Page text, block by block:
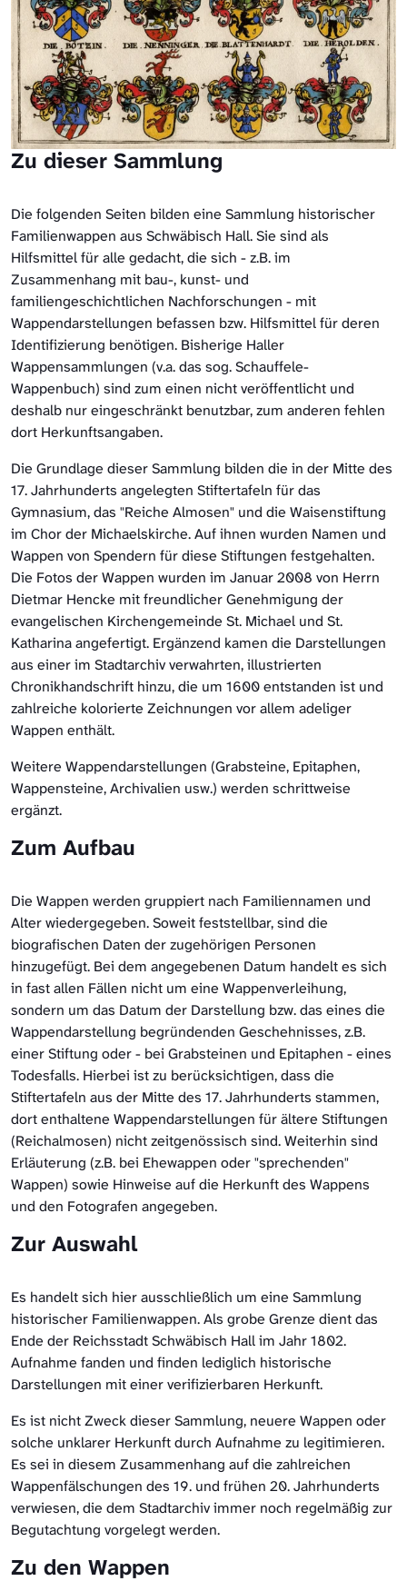
Zu dieser Sammlung
Die folgenden Seiten bilden eine Sammlung historischer
Familienwappen aus Schwäbisch Hall. Sie sind als
Hilfsmittel für alle gedacht, die sich - z.B. im
Zusammenhang mit bau-, kunst- und
familiengeschichtlichen Nachforschungen - mit
Wappendarstellungen befassen bzw. Hilfsmittel für deren
Identifizierung benötigen. Bisherige Haller
Wappensammlungen (v.a. das sog. Schauffele-
Wappenbuch) sind zum einen nicht veröffentlicht und
deshalb nur eingeschränkt benutzbar, zum anderen fehlen
dort Herkunftsangaben.
Die Grundlage dieser Sammlung bilden die in der Mitte des
17. Jahrhunderts angelegten Stiftertafeln für das
Gymnasium, das "Reiche Almosen" und die Waisenstiftung
im Chor der Michaelskirche. Auf ihnen wurden Namen und
Wappen von Spendern für diese Stiftungen festgehalten.
Die Fotos der Wappen wurden im Januar 2008 von Herrn
Dietmar Hencke mit freundlicher Genehmigung der
evangelischen Kirchengemeinde St. Michael und St.
Katharina angefertigt. Ergänzend kamen die Darstellungen
aus einer im Stadtarchiv verwahrten, illustrierten
Chronikhandschrift hinzu, die um 1600 entstanden ist und
zahlreiche kolorierte Zeichnungen vor allem adeliger
Wappen enthält.
Weitere Wappendarstellungen (Grabsteine, Epitaphen,
Wappensteine, Archivalien usw.) werden schrittweise
ergänzt.
Zum Aufbau
Die Wappen werden gruppiert nach Familiennamen und
Alter wiedergegeben. Soweit feststellbar, sind die
biografischen Daten der zugehörigen Personen
hinzugefügt. Bei dem angegebenen Datum handelt es sich
in fast allen Fällen nicht um eine Wappenverleihung,
sondern um das Datum der Darstellung bzw. das eines die
Wappendarstellung begründenden Geschehnisses, z.B.
einer Stiftung oder - bei Grabsteinen und Epitaphen - eines
Todesfalls. Hierbei ist zu berücksichtigen, dass die
Stiftertafeln aus der Mitte des 17. Jahrhunderts stammen,
dort enthaltene Wappendarstellungen für ältere Stiftungen
(Reichalmosen) nicht zeitgenössisch sind. Weiterhin sind
Erläuterung (z.B. bei Ehewappen oder "sprechenden"
Wappen) sowie Hinweise auf die Herkunft des Wappens
und den Fotografen angegeben.
Zur Auswahl
Es handelt sich hier ausschließlich um eine Sammlung
historischer Familienwappen. Als grobe Grenze dient das
Ende der Reichsstadt Schwäbisch Hall im Jahr 1802.
Aufnahme fanden und finden lediglich historische
Darstellungen mit einer verifizierbaren Herkunft.
Es ist nicht Zweck dieser Sammlung, neuere Wappen oder
solche unklarer Herkunft durch Aufnahme zu legitimieren.
Es sei in diesem Zusammenhang auf die zahlreichen
Wappenfälschungen des 19. und frühen 20. Jahrhunderts
verwiesen, die dem Stadtarchiv immer noch regelmäßig zur
Begutachtung vorgelegt werden.
Zu den Wappen